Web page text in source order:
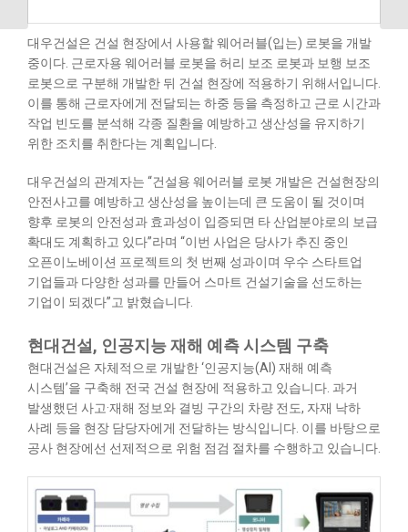
대우건설은 건설 현장에서 사용할 웨어러블(입는) 로봇을 개발
중이다. 근로자용 웨어러블 로봇을 허리 보조 로봇과 보행 보조
로봇으로 구분해 개발한 뒤 건설 현장에 적용하기 위해서입니다.
이를 통해 근로자에게 전달되는 하중 등을 측정하고 근로 시간과
작업 빈도를 분석해 각종 질환을 예방하고 생산성을 유지하기
위한 조치를 취한다는 계획입니다.
대우건설의 관계자는 “건설용 웨어러블 로봇 개발은 건설현장의
안전사고를 예방하고 생산성을 높이는데 큰 도움이 될 것이며
향후 로봇의 안전성과 효과성이 입증되면 타 산업분야로의 보급
확대도 계획하고 있다”라며 “이번 사업은 당사가 추진 중인
오픈이노베이션 프로젝트의 첫 번째 성과이며 우수 스타트업
기업들과 다양한 성과를 만들어 스마트 건설기술을 선도하는
기업이 되겠다”고 밝혔습니다.
현대건설, 인공지능 재해 예측 시스템 구축
현대건설은 자체적으로 개발한 ‘인공지능(AI) 재해 예측
시스템’을 구축해 전국 건설 현장에 적용하고 있습니다. 과거
발생했던 사고·재해 정보와 결빙 구간의 차량 전도, 자재 낙하
사례 등을 현장 담당자에게 전달하는 방식입니다. 이를 바탕으로
공사 현장에선 선제적으로 위험 점검 절차를 수행하고 있습니다.